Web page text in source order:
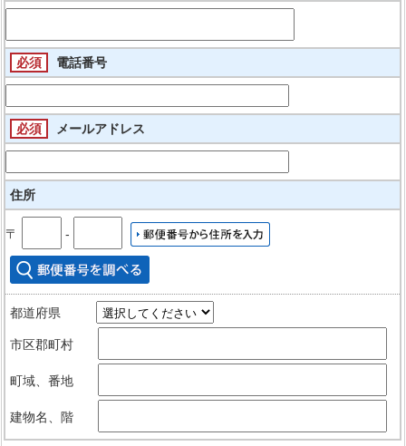
必須 電話番号
必須 メールアドレス
住所
〒 ‐
都道府県
市区郡町村
町域、番地
建物名、階